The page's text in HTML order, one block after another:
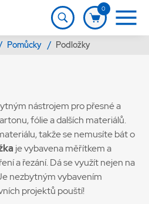
0
Pomůcky / Podložky
nástrojem pro přesné a
fólie a dalších materiálů.
takže se nemusíte bát o
je vybavena měřítkem a
a řezání. Dá se využít nejen na
nezbytným vybavením
projektů pouští!